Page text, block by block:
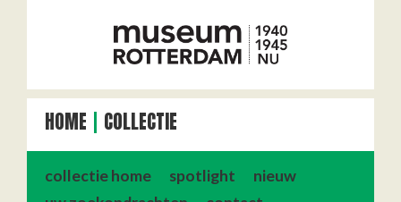
HOME COLLECTIE
collectie home spotlight
nieuw